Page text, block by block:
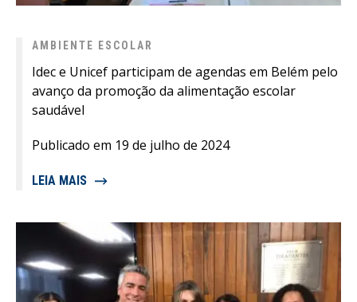
AMBIENTE ESCOLAR
Idec e Unicef participam de agendas em Belém pelo
avanço da promoção da alimentação escolar
saudável
Publicado em 19 de julho de 2024
LEIA MAIS